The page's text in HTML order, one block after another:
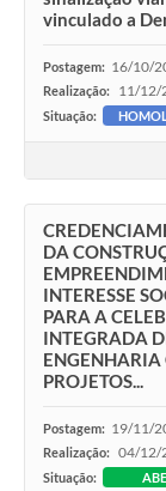
vinculado a
Postagem: 16/10/
Realização: 11/12/
Situação:
DA
INTERESSE
PARA A
INTEGRADA
PROJETOS...
Postagem: 19/11/
Realização: 04/12/
Situação: